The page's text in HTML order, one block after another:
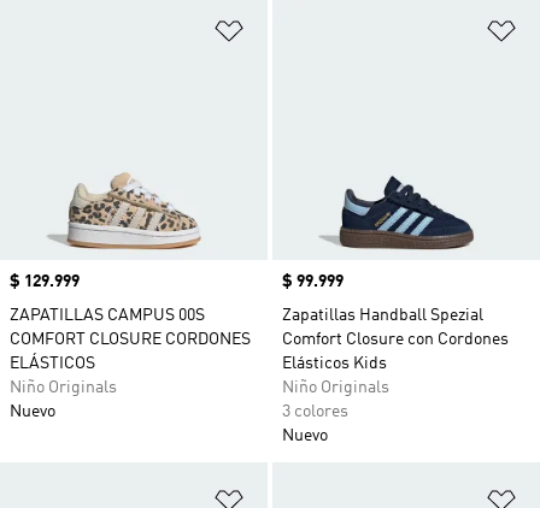
Precio
$ 129.999
ZAPATILLAS CAMPUS 00S
COMFORT CLOSURE CORDONES
ELÁSTICOS
Niño Originals
Nuevo
Precio
$ 99.999
Zapatillas Handball Spezial
Comfort Closure con Cordones
Elásticos Kids
Niño Originals
3 colores
Nuevo